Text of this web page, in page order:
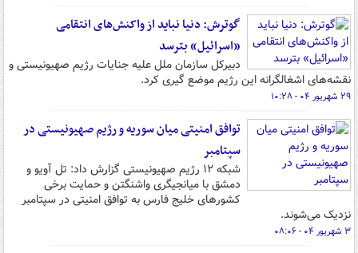
گوترش: دنیا نباید از واکنش‌های انتقامی
«اسرائیل» بترسد
دبیرکل سازمان ملل علیه جنایات رژیم صهیونیستی و
نقشه‌های اشغالگرانه این رژیم موضع گیری کرد.
۲۹ شهریور ۰۴ - ۱۰:۲۸
توافق امنیتی میان سوریه و رژیم صهیونیستی در
سپتامبر
شبکه ۱۲ رژیم صهیونیستی گزارش داد: تل آویو و
دمشق با میانجیگری واشنگتن و حمایت برخی
کشورهای خلیج فارس به توافق امنیتی در سپتامبر
نزدیک می‌شوند.
۳ شهریور ۰۴ - ۰۸:۰۶